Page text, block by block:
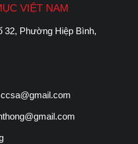
VIỆT NAM
32, Phường Hiệp Bình,